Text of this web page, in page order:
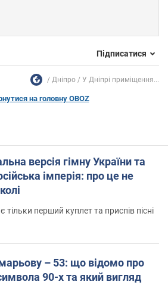
Підписатися
Дніпро У Дніпрі приміщення...
на головну OBOZ
версія гімну України та
імперія: про це не
перший куплет та приспів пісні
– 53: що відомо про
90-х та який вигляд